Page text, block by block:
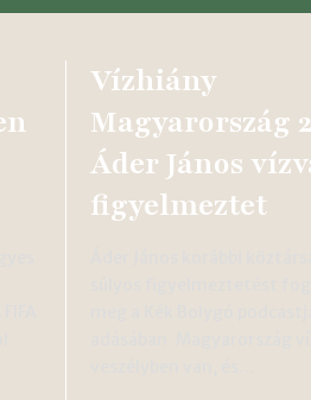
Vízhiány
Magyarország
Áder János
figyelmeztet